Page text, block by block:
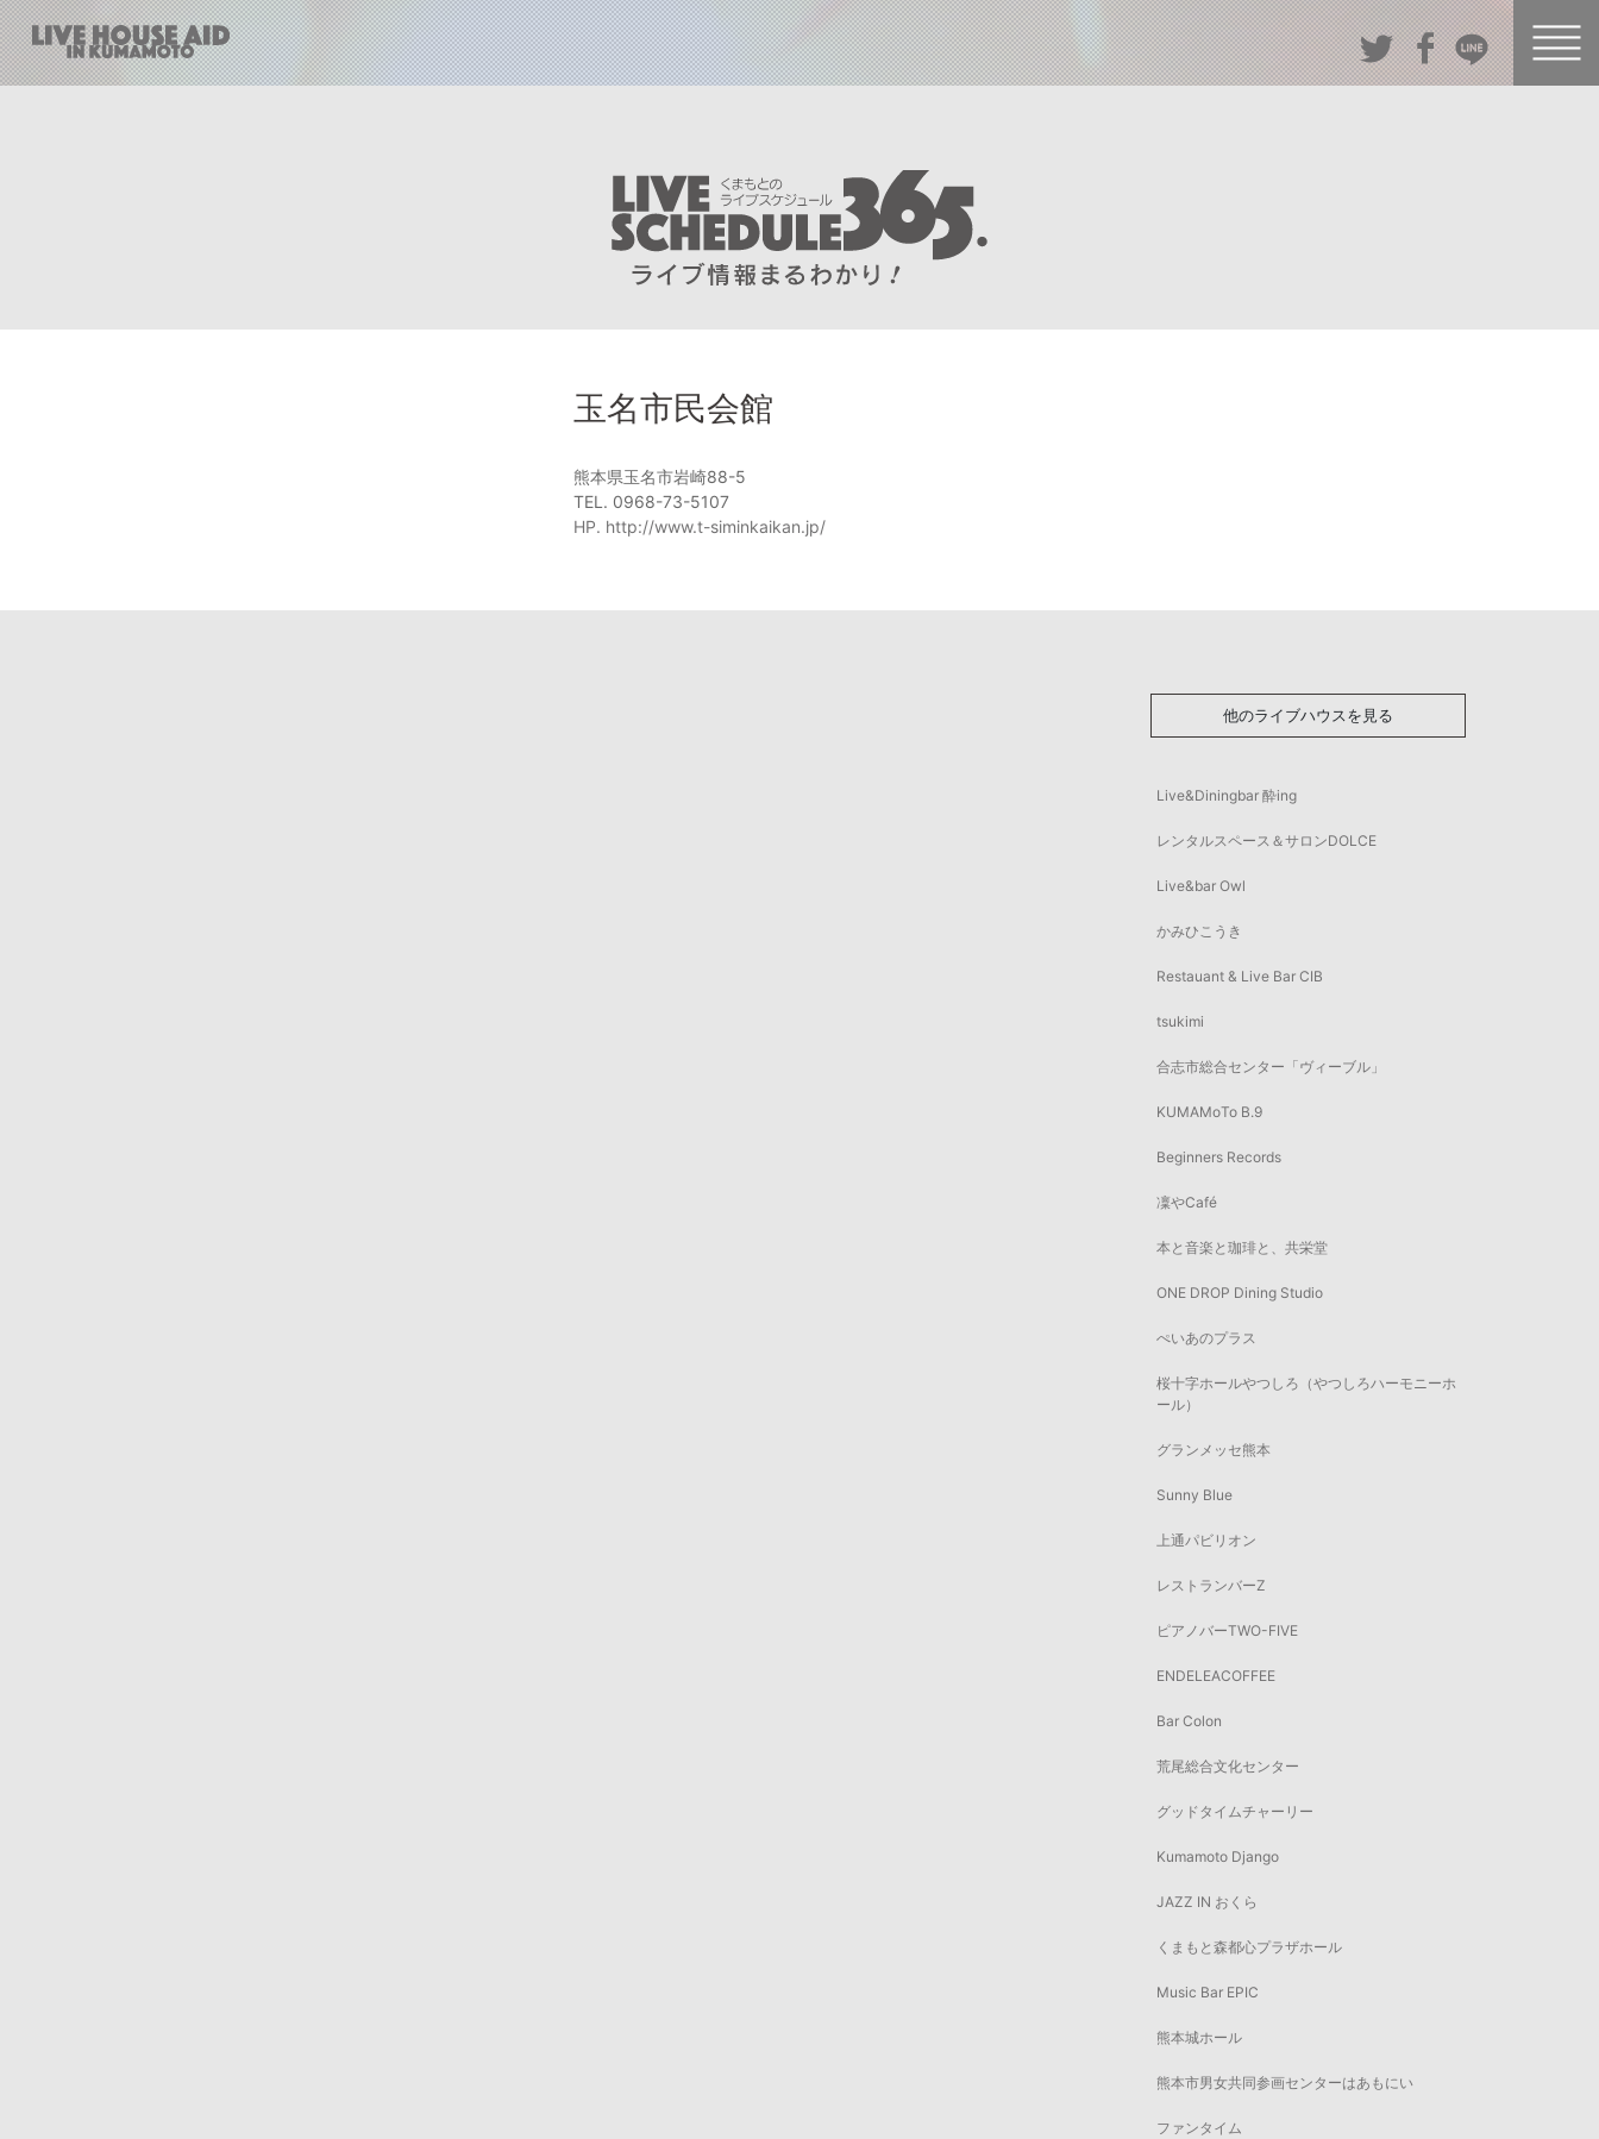
玉名市民会館
熊本県玉名市岩崎88-5
TEL. 0968-73-5107
HP. http://www.t-siminkaikan.jp/
他のライブハウスを見る
Live&Diningbar 酔ing
レンタルスペース＆サロンDOLCE
Live&bar Owl
かみひこうき
Restauant & Live Bar CIB
tsukimi
合志市総合センター「ヴィーブル」
KUMAMoTo B.9
Beginners Records
凜やCafé
本と音楽と珈琲と、共栄堂
ONE DROP Dining Studio
ぺいあのプラス
桜十字ホールやつしろ（やつしろハーモニーホ
ール）
グランメッセ熊本
Sunny Blue
上通パビリオン
レストランバーZ
ピアノバーTWO-FIVE
ENDELEACOFFEE
Bar Colon
荒尾総合文化センター
グッドタイムチャーリー
Kumamoto Django
JAZZ IN おくら
くまもと森都心プラザホール
Music Bar EPIC
熊本城ホール
熊本市男女共同参画センターはあもにい
ファンタイム